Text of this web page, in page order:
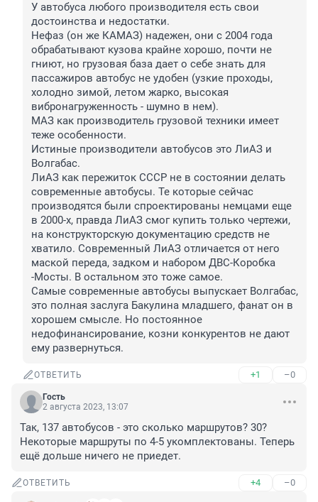
У автобуса любого производителя есть свои
достоинства и недостатки.
Нефаз (он же КАМАЗ) надежен, они с 2004 года
обрабатывают кузова крайне хорошо, почти не
гниют, но грузовая база дает о себе знать для
пассажиров автобус не удобен (узкие проходы,
холодно зимой, летом жарко, высокая
вибронагруженность - шумно в нем).
МАЗ как производитель грузовой техники имеет
теже особенности.
Истиные производители автобусов это ЛиАЗ и
Волгабас.
ЛиАЗ как пережиток СССР не в состоянии делать
современные автобусы. Те которые сейчас
производятся были спроектированы немцами еще
в 2000-х, правда ЛиАЗ смог купить только чертежи,
на конструкторскую документацию средств не
хватило. Современный ЛиАЗ отличается от него
маской переда, задком и набором ДВС-Коробка
-Мосты. В остальном это тоже самое.
Самые современные автобусы выпускает Волгабас,
это полная заслуга Бакулина младшего, фанат он в
хорошем смысле. Но постоянное
недофинансирование, козни конкурентов не дают
ему развернуться.
ОТВЕТИТЬ +1 –0
Гость
2 августа 2023, 13:07
Так, 137 автобусов - это сколько маршрутов? 30?
Некоторые маршруты по 4-5 укомплектованы. Теперь
ещё дольше ничего не приедет.
ОТВЕТИТЬ +4 –0